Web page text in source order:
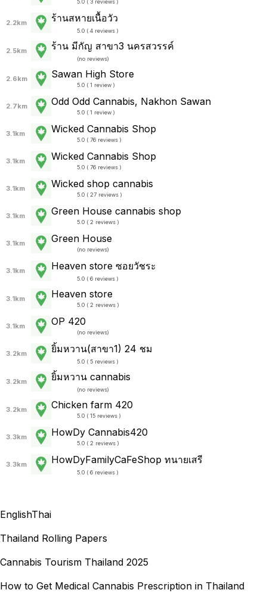
5.0 ( 3 reviews )
2.2km ร้านสหายเนื้อวัว
5.0 ( 4 reviews )
2.5km ร้าน มีกัญ สาขา3 นครสวรรค์
(no reviews)
2.6km Sawan High Store
5.0 ( 1 review )
2.7km Odd Odd Cannabis, Nakhon Sawan
5.0 ( 1 review )
3.1km Wicked Cannabis Shop
5.0 ( 76 reviews )
3.1km Wicked Cannabis Shop
5.0 ( 76 reviews )
3.1km Wicked shop cannabis
5.0 ( 27 reviews )
3.1km Green House cannabis shop
5.0 ( 2 reviews )
3.1km Green House
(no reviews)
3.1km Heaven store ซอยวัชระ
5.0 ( 6 reviews )
3.1km Heaven store
5.0 ( 2 reviews )
3.1km OP 420
(no reviews)
3.2km ยิ้มหวาน(สาขา1) 24 ชม
5.0 ( 5 reviews )
3.2km ยิ้มหวาน cannabis
(no reviews)
3.2km Chicken farm 420
5.0 ( 15 reviews )
3.3km HowDy Cannabis420
5.0 ( 2 reviews )
3.3km HowDyFamilyCaFeShop ทนายเสรี
5.0 ( 6 reviews )
EnglishThai
Thailand Rolling Papers
Cannabis Tourism Thailand 2025
How to Get Medical Cannabis Prescription in Thailand